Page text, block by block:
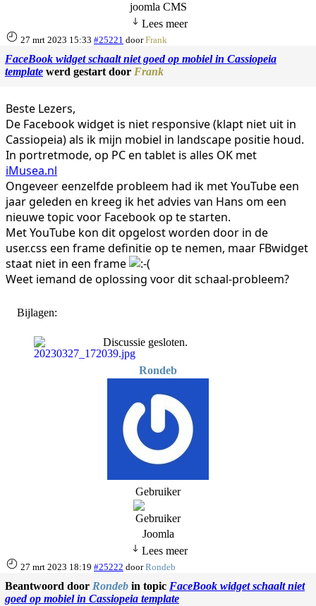
joomla CMS
Lees meer
27 mrt 2023 15:33 #25221 doorFrank
FaceBook widget schaalt niet goed op mobiel in Cassiopeia
template werd gestart door Frank
Beste Lezers,
De Facebook widget is niet responsive (klapt niet uit in
Cassiopeia) als ik mijn mobiel in landscape positie houd.
In portretmode, op PC en tablet is alles OK met
iMusea.nl
Ongeveer eenzelfde probleem had ik met YouTube een
jaar geleden en kreeg ik het advies van Hans om een
nieuwe topic voor Facebook op te starten.
Met YouTube kon dit opgelost worden door in de
user.css een frame definitie op te nemen, maar FBwidget
staat niet in een frame
Weet iemand de oplossing voor dit schaal-probleem?
Bijlagen:
Discussie gesloten.
Rondeb
Gebruiker
Joomla
Lees meer
27 mrt 2023 18:19 #25222 doorRondeb
Beantwoord door Rondeb in topic FaceBook widget schaalt niet
goed op mobiel in Cassiopeia template